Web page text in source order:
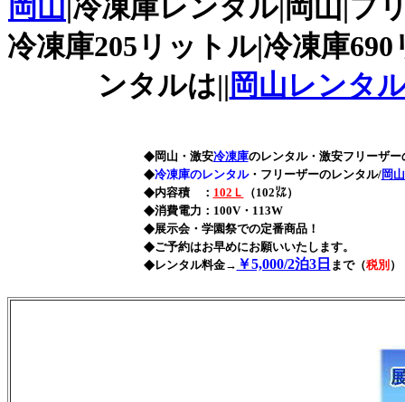
岡山|冷凍庫レンタル|岡山|フ
冷凍庫205リットル|冷凍庫
ンタルは|| 岡山レンタ
◆岡山・激安冷凍庫のレンタル・激安フリーザ
◆冷凍庫のレンタル・フリーザーのレンタル/岡
◆内容積 ： 102Ｌ （102㍑）
◆消費電力：100V・113W
◆展示会・学園祭での定番商品！
◆ご予約はお早めにお願いいたします。
◆レンタル料金→ ￥5,000/2泊3日 まで（税別 ）